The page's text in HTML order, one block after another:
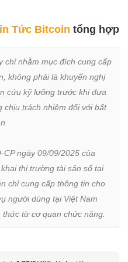
Tức Bitcoin tổng hợp
chỉ nhằm mục đích cung cấp
không phải là khuyến nghị
cứu kỹ lưỡng trước khi đưa
chịu trách nhiệm đối với bất
ngày 09/09/2025 của
thị trường tài sản số tại
chỉ cung cấp thông tin cho
người dùng tại Việt Nam
từ cơ quan chức năng.